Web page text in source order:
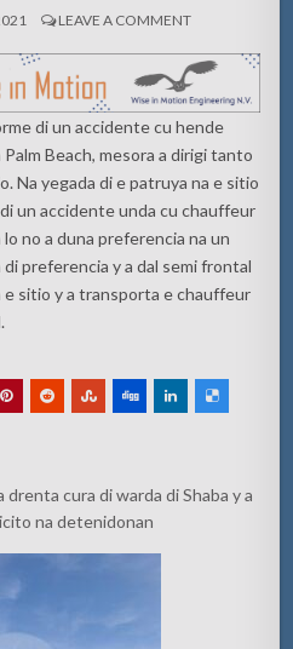
LEAVE A COMMENT
di un accidente cu hende
Beach, mesora a dirigi tanto
Na yegada di e patruya na e sitio
un accidente unda cu chauffeur
no a duna preferencia na un
preferencia y a dal semi frontal
e sitio y a transporta e chauffeur
cura di warda di Shaba y a
na detenidonan